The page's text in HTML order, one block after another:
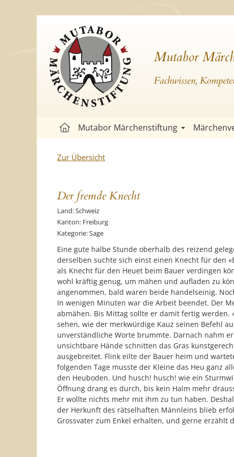
Mutabor
Fachwissen,
Mutabor Märchenstiftung
Zur Übersicht
Der fremde Knecht
Land: Schweiz
Kanton: Freiburg
Kategorie: Sage
Eine gute halbe Stunde oberhalb des reizend
derselben suchte sich einst einen Knecht für den
als Knecht für den Heuet beim Bauer verdingen
wohl kräftig genug, um mähen und aufladen zu
angenommen, bald waren beide handelseinig.
In wenigen Minuten war die Arbeit beendet. Der
abmähen. Bis Mittag sollte er damit fertig werden.
sehen, wie der merkwürdige Kauz seinen Befehl
unverständliche Worte brummte. Darnach nahm
unsichtbare Hände schnitten das Gras
ausgebreitet. Flink eilte der Bauer heim und
folgenden Tage musste der Kleine das Heu ganz
den Heuboden. Und husch! husch! wie ein
Öffnung drang es durch, bis kein Halm mehr
Er wollte nichts mehr mit ihm zu tun haben.
der Herkunft des rätselhaften Männleins blieb
Grossvater zum Enkel erhalten, und gerne erzählt